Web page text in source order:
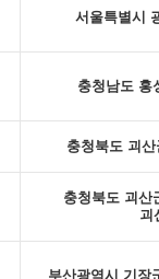
서울특별시
충청남도 홍
충청북도 괴
충청북도 괴산
괴
부산광역시 기장